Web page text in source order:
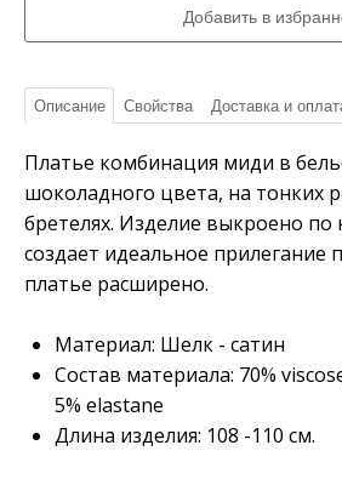
Описание Свойства Доставка и
Платье комбинация миди в
шоколадного цвета, на тонких
бретелях. Изделие выкроено по
создает идеальное прилегание
платье расширено.
Материал: Шелк - сатин
Состав материала: 70%
5% elastane
Длина изделия: 108 -110 см.